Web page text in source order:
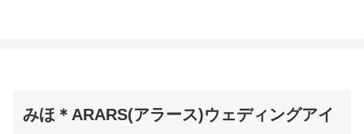
みほ＊ARARS(アラース)ウェディングアイ